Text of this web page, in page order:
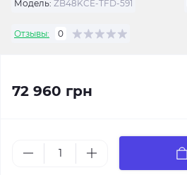
Модель: ZB48KCE-TFD-591
Отзывы: 0
72 960 грн